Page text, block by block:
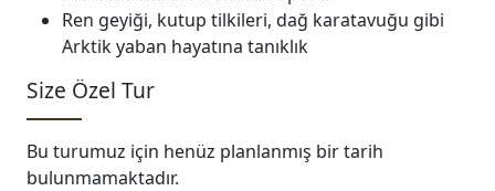
Ren geyiği, kutup tilkileri, dağ karatavuğu gibi
Arktik yaban hayatına tanıklık
Size Özel Tur
Bu turumuz için henüz planlanmış bir tarih
bulunmamaktadır.